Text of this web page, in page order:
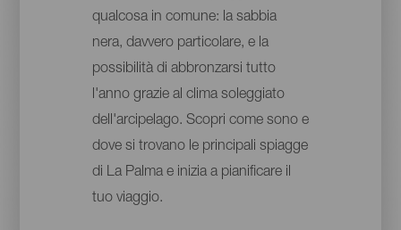
qualcosa in comune: la sabbia
nera, davvero particolare, e la
possibilità di abbronzarsi tutto
l'anno grazie al clima soleggiato
dell'arcipelago. Scopri come sono e
dove si trovano le principali spiagge
di La Palma e inizia a pianificare il
tuo viaggio.